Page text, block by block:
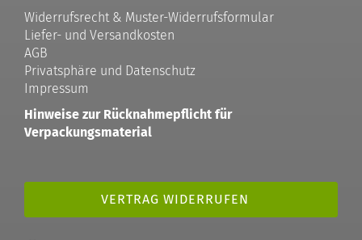
Widerrufsrecht & Muster-Widerrufsformular
Liefer- und Versandkosten
AGB
Privatsphäre und Datenschutz
Impressum
Hinweise zur Rücknahmepflicht für
Verpackungsmaterial
VERTRAG WIDERRUFEN